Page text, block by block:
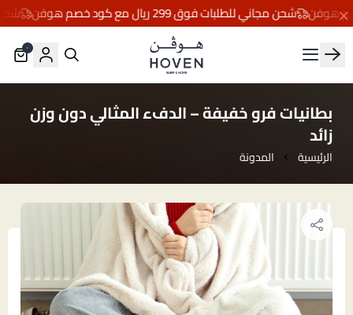
شحن مجاني للطلبات فوق 299 ريال مع كود خصم هوفن شحن
مفارش هوڤن
٠
بطانيات فرو خفيفة – الدفء المثالي دون وزن
زائد
الرئيسية المدونة